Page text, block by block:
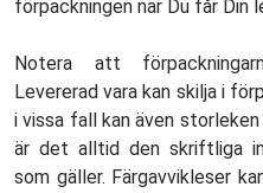
förpackningen när Du får Din
Notera att
Levererad vara kan skilja i
i vissa fall kan även
är det alltid den skriftliga
som gäller. Färgavvikleser